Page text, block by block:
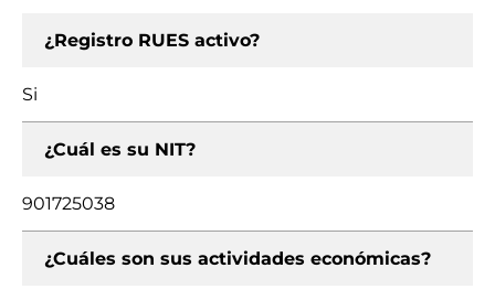
¿Registro RUES activo?
Si
¿Cuál es su NIT?
901725038
¿Cuáles son sus actividades económicas?